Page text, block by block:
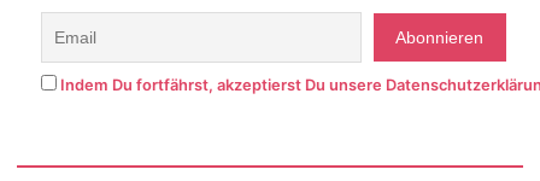
Indem Du fortfährst, akzeptierst Du unsere